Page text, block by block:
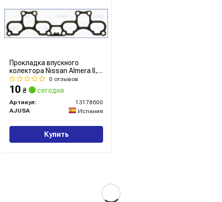
Прокладка впускного
колектора Nissan Almera II,
Primera (02-08) 1.5, 1.6, 1.8i
(13178600) Ajusa
0 отзывов
10 ₴ сегодня
Артикул:
13178600
AJUSA
Испания
Купить